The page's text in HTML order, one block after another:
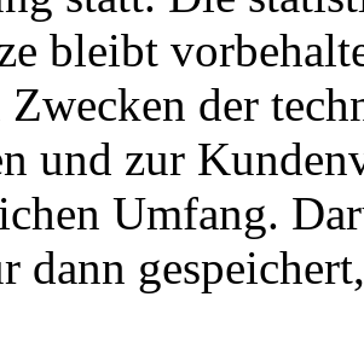
bleibt
Zwecken der
und zur
Umfang.
dann